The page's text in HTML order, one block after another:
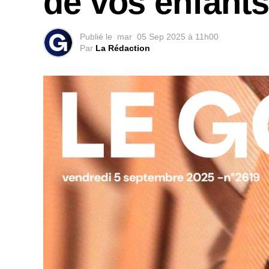
Publié le mar 05 Sep 2025 à 11h00
Par La Rédaction